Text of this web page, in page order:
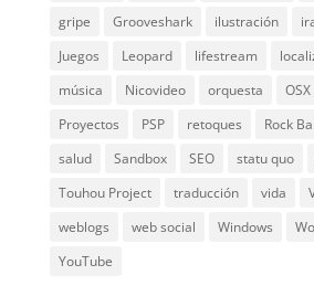
gripe
Grooveshark ilustración
Juegos
Leopard lifestream
música
Nicovideo orquesta OSX
Proyectos
PSP retoques
Rock
salud
Sandbox SEO statu quo
Touhou Project
traducción vida
weblogs
web social Windows
YouTube